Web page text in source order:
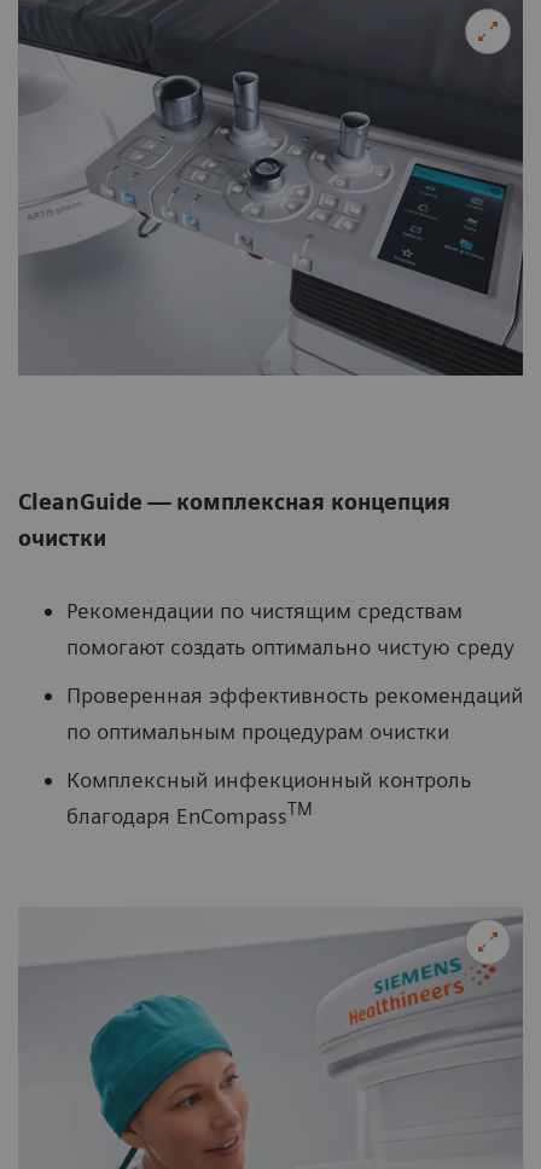
CleanGuide — комплексная концепция
очистки
Рекомендации по чистящим средствам
помогают создать оптимально чистую среду
Проверенная эффективность рекомендаций
по оптимальным процедурам очистки
Комплексный инфекционный контроль
благодаря EnCompassTM